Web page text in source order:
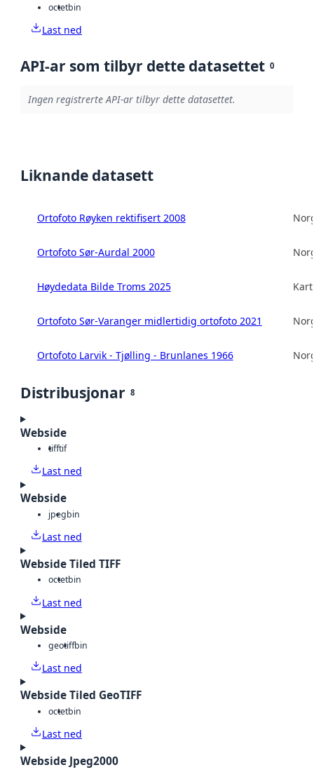
octetbin
Last ned
API-ar som tilbyr dette datasettet 0
Ingen registrerte API-ar tilbyr dette datasettet.
Liknande datasett
Ortofoto Røyken rektifisert 2008
Ortofoto Sør-Aurdal 2000
Høydedata Bilde Troms 2025
Ortofoto Sør-Varanger midlertidig ortofoto 2021
Ortofoto Larvik - Tjølling - Brunlanes 1966
Distribusjonar 8
Webside
tifftif
Last ned
Webside
jpegbin
Last ned
Webside Tiled TIFF
octetbin
Last ned
Webside
geotiffbin
Last ned
Webside Tiled GeoTIFF
octetbin
Last ned
Webside Jpeg2000